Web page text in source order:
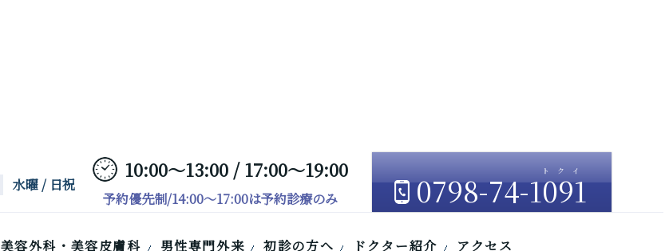
水曜 / 日祝
10:00～13:00 / 17:00～19:00
予約優先制/14:00～17:00は予約診療のみ 0798-74-1091
美容外科・美容皮膚科 男性専門外来 初診の方へ ドクター紹介 アクセス